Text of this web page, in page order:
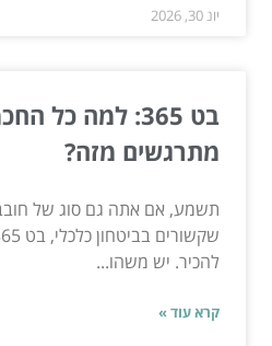
יונ 30, 2026
בט 365: למה כל
מתרגשים מזה?
תשמע, אם אתה גם סוג של חובב
להכיר. יש משהו...
קרא עוד »